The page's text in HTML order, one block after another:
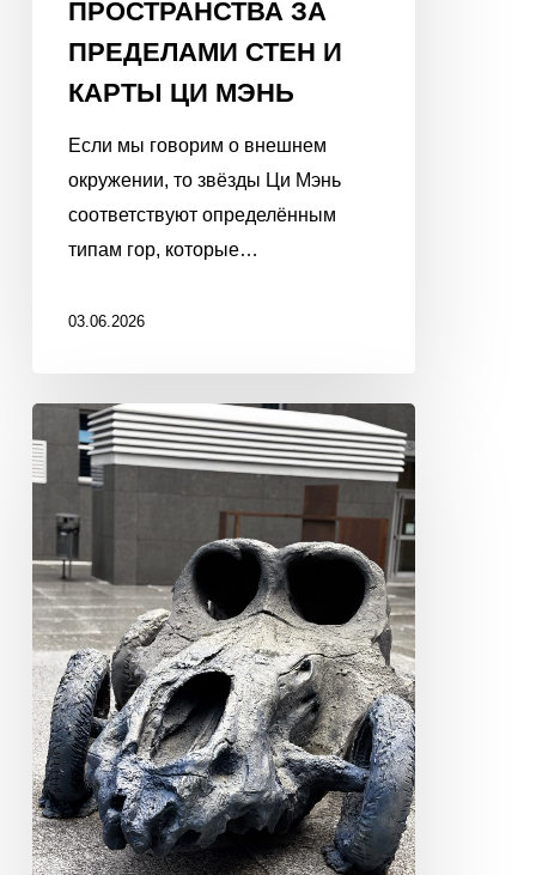
ПРОСТРАНСТВА ЗА
ПРЕДЕЛАМИ СТЕН И
КАРТЫ ЦИ МЭНЬ
Если мы говорим о внешнем
окружении, то звёзды Ци Мэнь
соответствуют определённым
типам гор, которые…
03.06.2026
УБИЙЦ
В
БАЦЗЫ.
БЕЗ
СУЕВЕРИЙ
И
СТРАШИЛОК